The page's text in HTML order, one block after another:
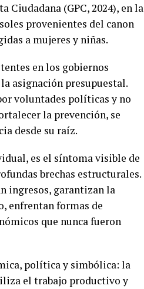
Ciudadana (GPC, 2024), en la
provenientes del canon
a mujeres y niñas.
en los gobiernos
asignación presupuestal.
voluntades políticas y no
la prevención, se
desde su raíz.
es el síntoma visible de
brechas estructurales.
ingresos, garantizan la
enfrentan formas de
que nunca fueron
política y simbólica: la
el trabajo productivo y